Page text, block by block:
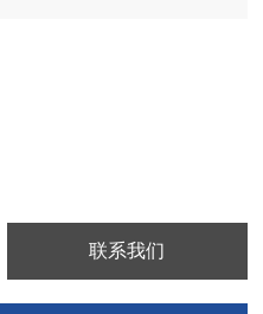
制螺栓连接，克恩厂系列仪器
联系我们